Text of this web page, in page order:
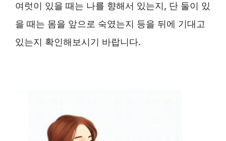
여럿이 있을 때는 나를 향해서 있는지, 단 둘이 있
을 때는 몸을 앞으로 숙였는지 등을 뒤에 기대고
있는지 확인해보시기 바랍니다.